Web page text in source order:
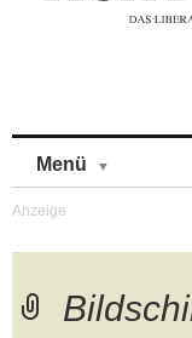
Menü